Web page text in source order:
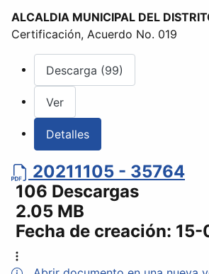
ALCALDIA MUNICIPAL DEL
Certificación, Acuerdo No. 019
Descarga (99)
Ver
Detalles
20211105 - 35764
106 Descargas
2.05 MB
Fecha de creación: 15-